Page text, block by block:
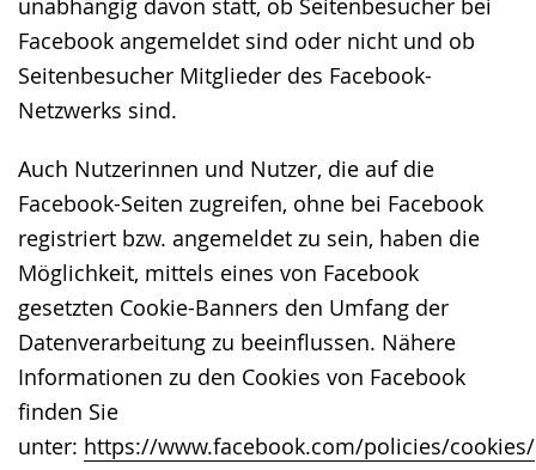
unabhängig davon statt, ob Seitenbesucher bei
Facebook angemeldet sind oder nicht und ob
Seitenbesucher Mitglieder des Facebook-
Netzwerks sind.
Auch Nutzerinnen und Nutzer, die auf die
Facebook-Seiten zugreifen, ohne bei Facebook
registriert bzw. angemeldet zu sein, haben die
Möglichkeit, mittels eines von Facebook
gesetzten Cookie-Banners den Umfang der
Datenverarbeitung zu beeinflussen. Nähere
Informationen zu den Cookies von Facebook
finden Sie
unter: https://www.facebook.com/policies/cookies/